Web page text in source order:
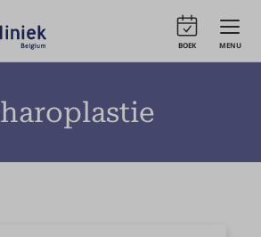
MENU
BOEK